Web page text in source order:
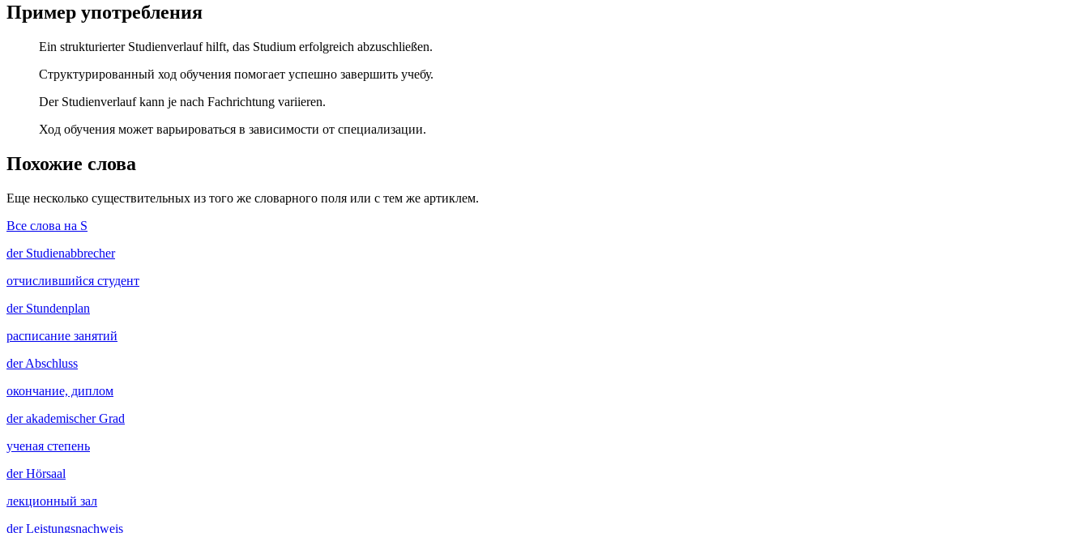
Пример употребления
Ein strukturierter Studienverlauf hilft, das Studium erfolgreich abzuschließen.
Структурированный ход обучения помогает успешно завершить учебу.
Der Studienverlauf kann je nach Fachrichtung variieren.
Ход обучения может варьироваться в зависимости от специализации.
Похожие слова
Еще несколько существительных из того же словарного поля или с тем же артиклем.
Все слова на S
derStudienabbrecher
отчислившийся студент
derStundenplan
расписание занятий
derAbschluss
окончание, диплом
derakademischer Grad
ученая степень
derHörsaal
лекционный зал
derLeistungsnachweis